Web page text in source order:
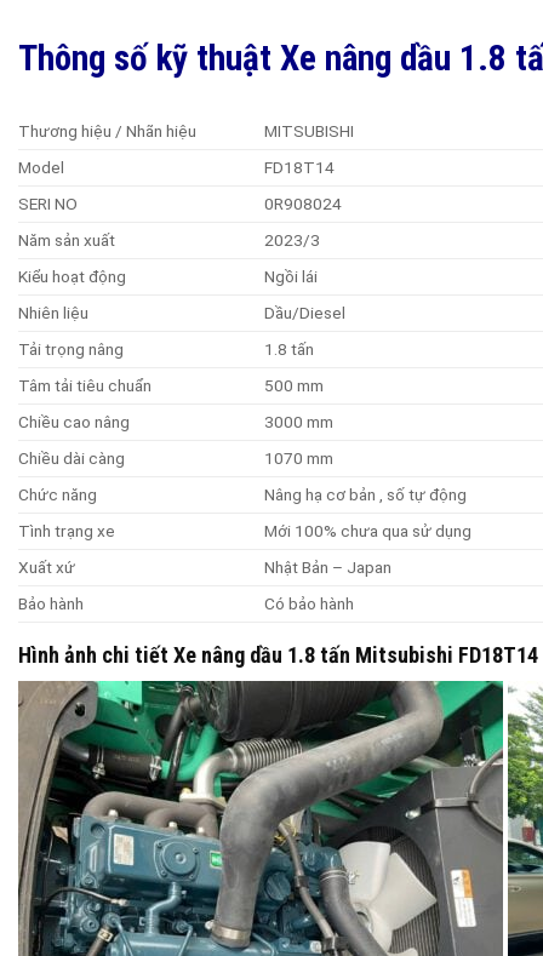
Thông số kỹ thuật Xe nâng dầu 1.8
Thương hiệu / Nhãn hiệu
MITSUBISHI
Model
FD18T14
SERI NO
0R908024
Năm sản xuất
2023/3
Kiểu hoạt động
Ngồi lái
Nhiên liệu
Dầu/Diesel
Tải trọng nâng
1.8 tấn
Tâm tải tiêu chuẩn
500 mm
Chiều cao nâng
3000 mm
Chiều dài càng
1070 mm
Chức năng
Nâng hạ cơ bản , số tự động
Tình trạng xe
Mới 100% chưa qua sử dụng
Xuất xứ
Nhật Bản – Japan
Bảo hành
Có bảo hành
Hình ảnh chi tiết Xe nâng dầu 1.8 tấn Mitsubishi FD18T14